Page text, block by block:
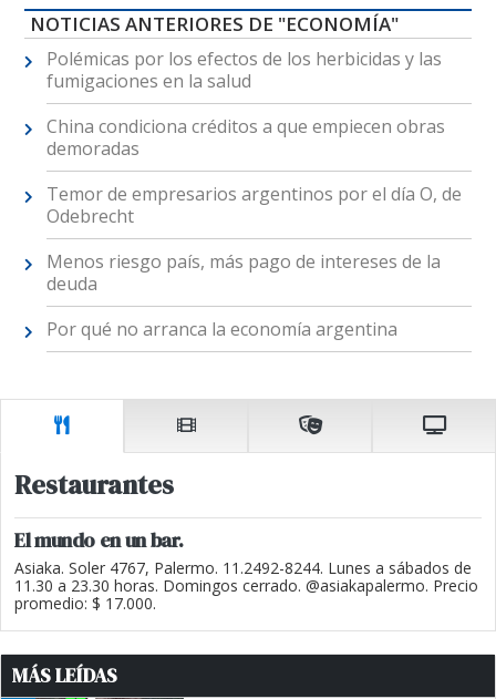
NOTICIAS ANTERIORES DE "ECONOMÍA"
Polémicas por los efectos de los herbicidas y las
fumigaciones en la salud
China condiciona créditos a que empiecen obras
demoradas
Temor de empresarios argentinos por el día O, de
Odebrecht
Menos riesgo país, más pago de intereses de la
deuda
Por qué no arranca la economía argentina
Restaurantes
El mundo en un bar.
Asiaka. Soler 4767, Palermo. 11.2492-8244. Lunes a sábados de
11.30 a 23.30 horas. Domingos cerrado. @asiakapalermo. Precio
promedio: $ 17.000.
MÁS LEÍDAS